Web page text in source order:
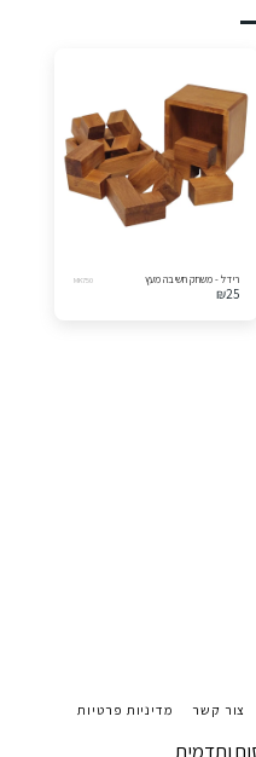
רידל - משחק חשיבה מעץ MK750
₪25
ותדמית
צור קשר מדיניות פרטיות